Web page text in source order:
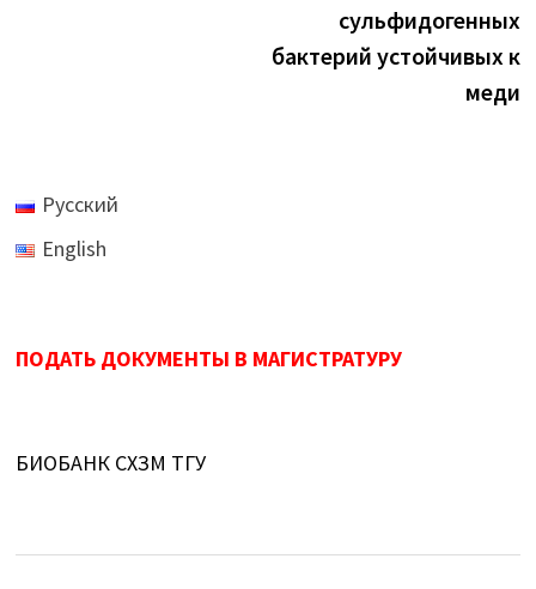
сульфидогенных
бактерий устойчивых к
меди
Русский
English
ПОДАТЬ ДОКУМЕНТЫ В МАГИСТРАТУРУ
БИОБАНК СХЗМ ТГУ